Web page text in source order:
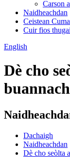
Carson
Naidheachdan
Ceistean
Cuir fios
English
Dè cho
Dachaigh
Naidheachdan
Dè cho seòlta